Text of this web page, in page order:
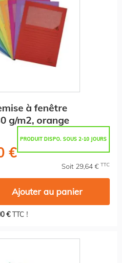
à fenêtre
g/m2, orange
PRODUIT DISPO. SOUS 2-10 JOURS
€
Soit 29,64 € TTC
Ajouter au panier
€TTC !